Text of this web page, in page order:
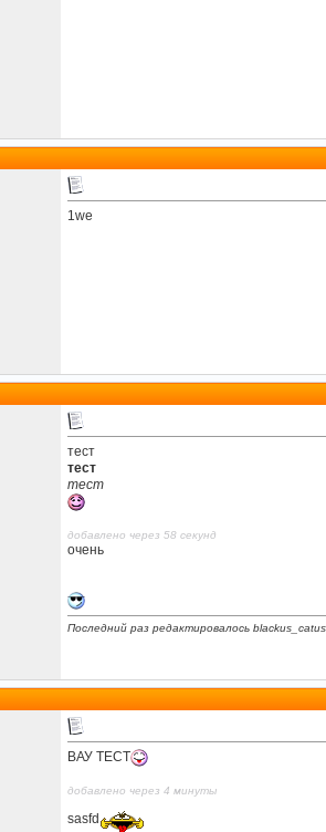
1we
тест
тест
тест
добавлено через 58 секунд
очень
Последний раз редактировалось
ВАУ ТЕСТ
добавлено через 4 минуты
sasfd